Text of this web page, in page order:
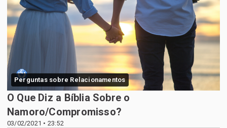
Perguntas sobre Relacionamentos
03/02/2021 • 23:52
O Que Diz a Bíblia Sobre o
Namoro/Compromisso?